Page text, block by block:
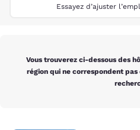
Essayez d’ajuster
Vous trouverez ci-dessous des
région qui ne correspondent